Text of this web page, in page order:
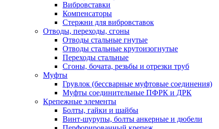
Вибровставки
Компенсаторы
Стержни для вибровставок
Отводы, переходы, сгоны
Отводы стальные гнутые
Отводы стальные крутоизогнутые
Переходы стальные
Сгоны, бочата, резьбы и отрезки труб
Муфты
Грувлок (бессварные муфтовые соединения)
Муфты соединительные ПФРК и ДРК
Крепежные элементы
Болты, гайки и шайбы
Винт-шурупы, болты анкерные и дюбели